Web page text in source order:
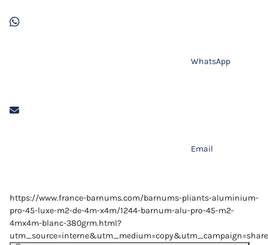
WhatsApp
Email
https://www.france-barnums.com/barnums-pliants-aluminium-
pro-45-luxe-m2-de-4m-x4m/1244-barnum-alu-pro-45-m2-
4mx4m-blanc-380grm.html?